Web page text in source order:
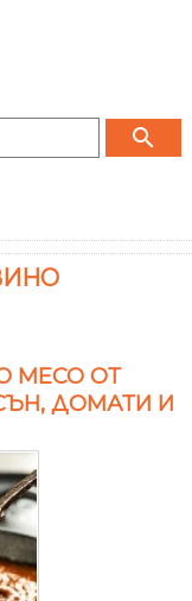
search
МЕСО ОТ
ДОМАТИ И